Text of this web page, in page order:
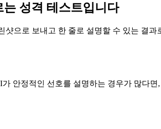
성격 테스트입니다
으로 보내고 한 줄로 설명할 수 있는 결
안정적인 선호를 설명하는 경우가 많다